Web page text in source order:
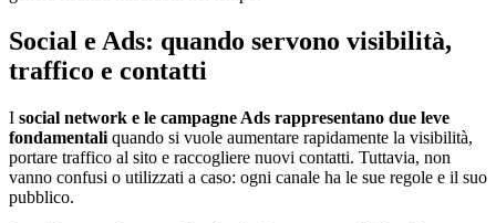
Social e Ads: quando servono visibilità,
traffico e contatti
I social network e le campagne Ads rappresentano due leve
fondamentali quando si vuole aumentare rapidamente la visibilità,
portare traffico al sito e raccogliere nuovi contatti. Tuttavia, non
vanno confusi o utilizzati a caso: ogni canale ha le sue regole e il suo
pubblico.